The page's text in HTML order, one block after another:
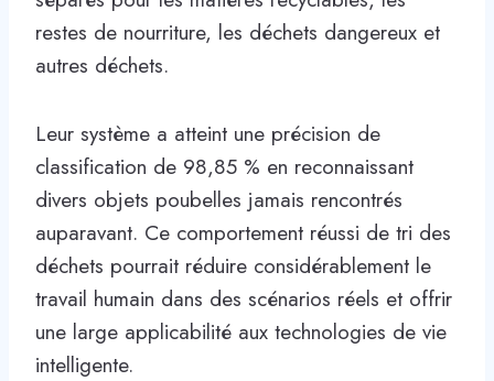
restes de nourriture, les déchets dangereux et
autres déchets.
Leur système a atteint une précision de
classification de 98,85 % en reconnaissant
divers objets poubelles jamais rencontrés
auparavant. Ce comportement réussi de tri des
déchets pourrait réduire considérablement le
travail humain dans des scénarios réels et offrir
une large applicabilité aux technologies de vie
intelligente.